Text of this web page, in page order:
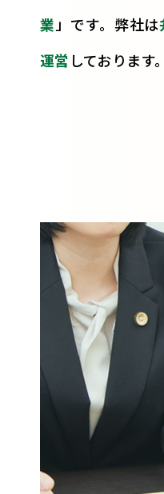
業 」です。弊社は
運営 しております。